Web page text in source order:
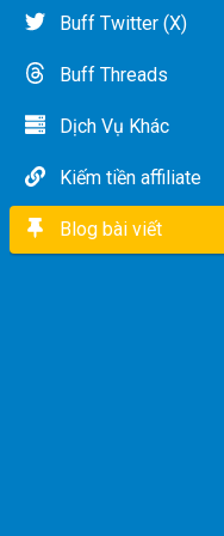
Buff Twitter (X)
Buff Threads
Dịch Vụ Khác
Kiếm tiền affiliate
Blog bài viết